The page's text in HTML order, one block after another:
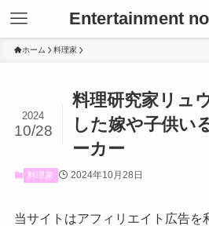
Entertainment
ホーム 料理家
料理研究家リュ
した嫁や子供い
ーカー
2024
10/28
料理家 2024年10月28日
当サイトはアフィリエイト広告を